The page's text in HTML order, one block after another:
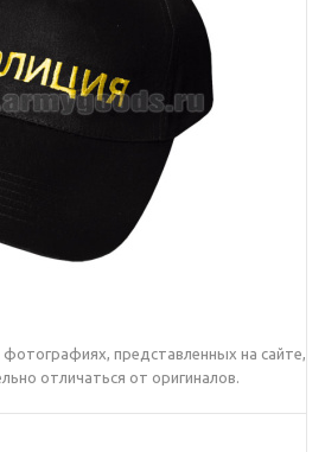
представленных на сайте,
отличаться от оригиналов.